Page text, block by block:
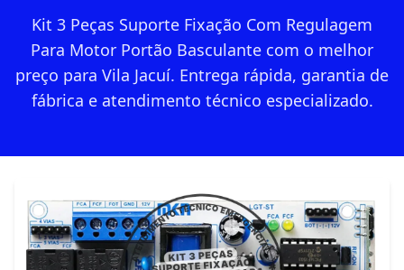
Kit 3 Peças Suporte Fixação Com Regulagem
Para Motor Portão Basculante com o melhor
preço para Vila Jacuí. Entrega rápida, garantia de
fábrica e atendimento técnico especializado.